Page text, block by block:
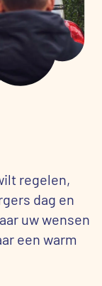
regelen,
dag en
uw wensen
een warm